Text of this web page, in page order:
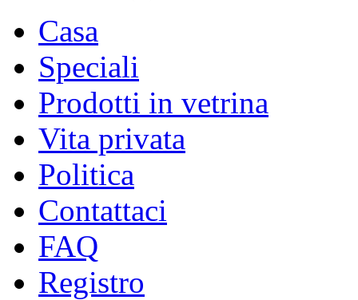
Casa
Speciali
Prodotti in vetrina
Vita privata
Politica
Contattaci
FAQ
Registro